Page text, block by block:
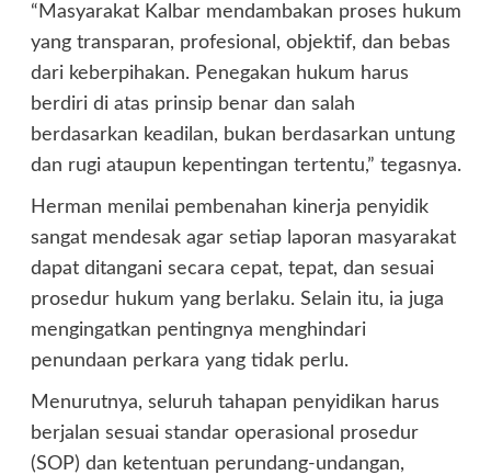
“Masyarakat Kalbar mendambakan proses hukum
yang transparan, profesional, objektif, dan bebas
dari keberpihakan. Penegakan hukum harus
berdiri di atas prinsip benar dan salah
berdasarkan keadilan, bukan berdasarkan untung
dan rugi ataupun kepentingan tertentu,” tegasnya.
Herman menilai pembenahan kinerja penyidik
sangat mendesak agar setiap laporan masyarakat
dapat ditangani secara cepat, tepat, dan sesuai
prosedur hukum yang berlaku. Selain itu, ia juga
mengingatkan pentingnya menghindari
penundaan perkara yang tidak perlu.
Menurutnya, seluruh tahapan penyidikan harus
berjalan sesuai standar operasional prosedur
(SOP) dan ketentuan perundang-undangan,